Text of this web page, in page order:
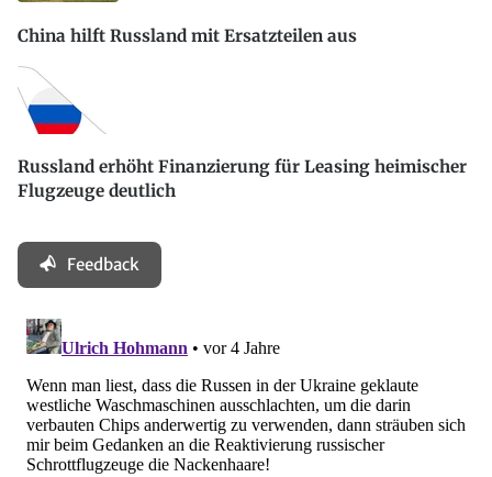
China hilft Russland mit Ersatzteilen aus
Russland erhöht Finanzierung für Leasing heimischer
Flugzeuge deutlich
Feedback